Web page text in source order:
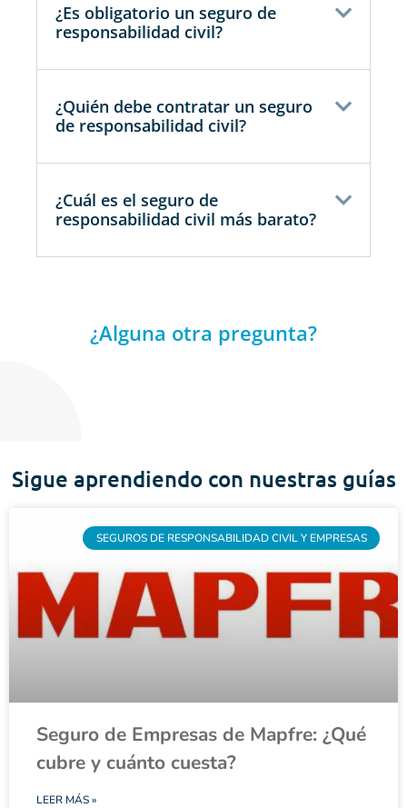
¿Es obligatorio un seguro de
responsabilidad civil?
¿Quién debe contratar un seguro
de responsabilidad civil?
¿Cuál es el seguro de
responsabilidad civil más barato?
¿Alguna otra pregunta?
Sigue aprendiendo con nuestras guías
SEGUROS DE RESPONSABILIDAD CIVIL Y EMPRESAS
Seguro de Empresas de Mapfre: ¿Qué
cubre y cuánto cuesta?
LEER MÁS »